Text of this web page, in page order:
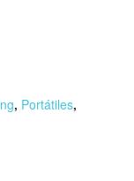
, Portátiles,